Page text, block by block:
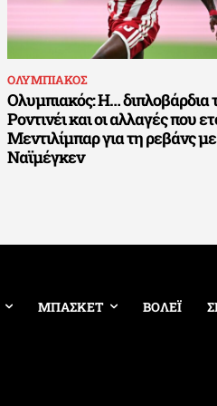
ΟΛΥΜΠΙΑΚΟΣ
Ολυμπιακός: Η… διπλοβάρδια
Ροντινέι και οι αλλαγές που
Μεντιλίμπαρ για τη ρεβάνς με
Ναϊμέγκεν
ΜΠΑΣΚΕΤ ΒΟΛΕΪ